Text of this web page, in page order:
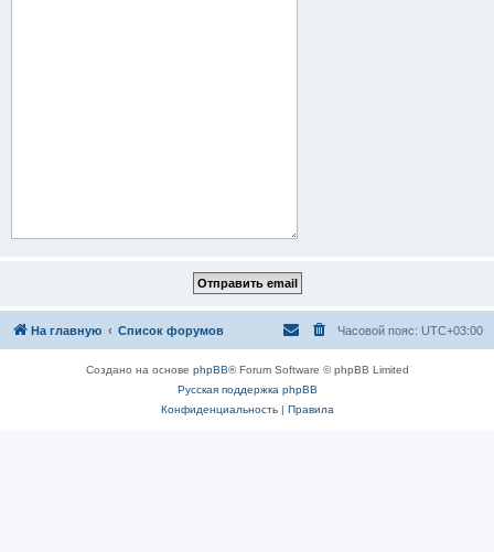
На главную Список форумов Часовой пояс: UTC+03:00
Создано на основе phpBB® Forum Software © phpBB Limited
Русская поддержка phpBB
Конфиденциальность| Правила